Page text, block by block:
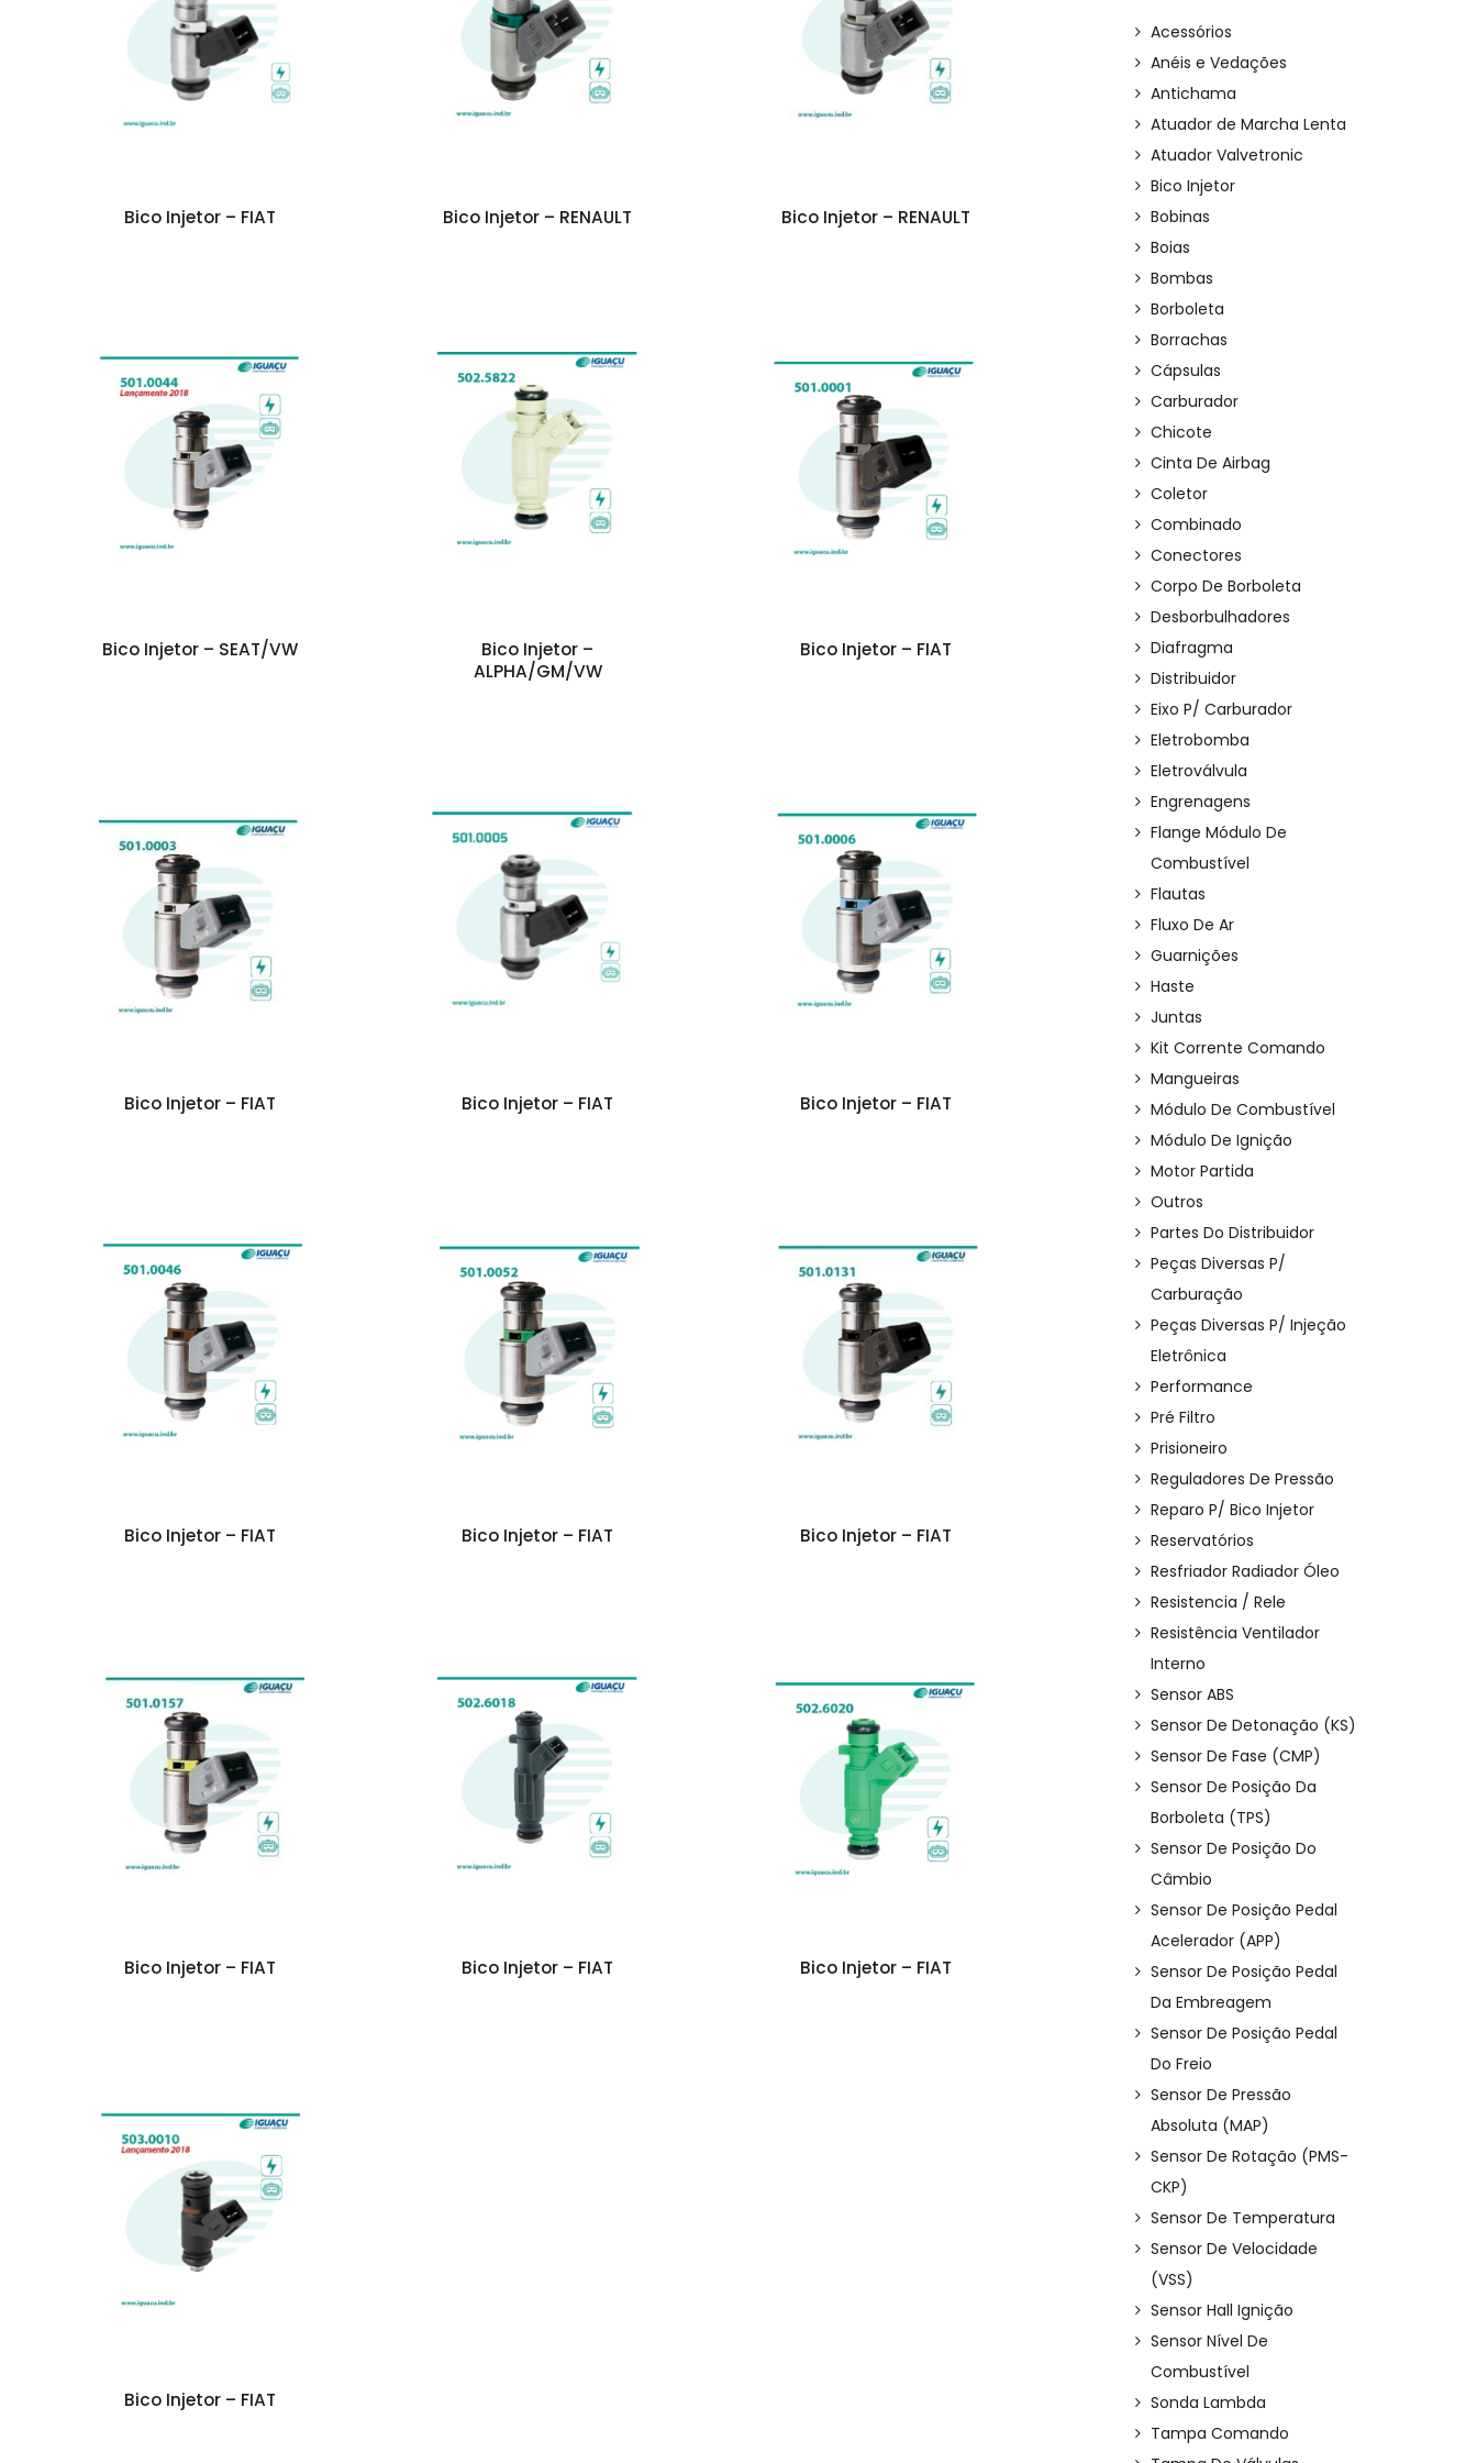
Bico Injetor – FIAT Bico Injetor – RENAULT Bico Injetor – RENAULT
Bico Injetor – SEAT/VW
Bico Injetor –
ALPHA/GM/VW
Bico Injetor – FIAT
Bico Injetor – FIAT Bico Injetor – FIAT Bico Injetor – FIAT
Bico Injetor – FIAT Bico Injetor – FIAT Bico Injetor – FIAT
Bico Injetor – FIAT Bico Injetor – FIAT Bico Injetor – FIAT
Bico Injetor – FIAT
Acessórios
Anéis e Vedações
Antichama
Atuador de Marcha Lenta
Atuador Valvetronic
Bico Injetor
Bobinas
Boias
Bombas
Borboleta
Borrachas
Cápsulas
Carburador
Chicote
Cinta De Airbag
Coletor
Combinado
Conectores
Corpo De Borboleta
Desborbulhadores
Diafragma
Distribuidor
Eixo P/ Carburador
Eletrobomba
Eletroválvula
Engrenagens
Flange Módulo De
Combustível
Flautas
Fluxo De Ar
Guarnições
Haste
Juntas
Kit Corrente Comando
Mangueiras
Módulo De Combustível
Módulo De Ignição
Motor Partida
Outros
Partes Do Distribuidor
Peças Diversas P/
Carburação
Peças Diversas P/ Injeção
Eletrônica
Performance
Pré Filtro
Prisioneiro
Reguladores De Pressão
Reparo P/ Bico Injetor
Reservatórios
Resfriador Radiador Óleo
Resistencia / Rele
Resistência Ventilador
Interno
Sensor ABS
Sensor De Detonação (KS)
Sensor De Fase (CMP)
Sensor De Posição Da
Borboleta (TPS)
Sensor De Posição Do
Câmbio
Sensor De Posição Pedal
Acelerador (APP)
Sensor De Posição Pedal
Da Embreagem
Sensor De Posição Pedal
Do Freio
Sensor De Pressão
Absoluta (MAP)
Sensor De Rotação (PMS-
CKP)
Sensor De Temperatura
Sensor De Velocidade
(VSS)
Sensor Hall Ignição
Sensor Nível De
Combustível
Sonda Lambda
Tampa Comando